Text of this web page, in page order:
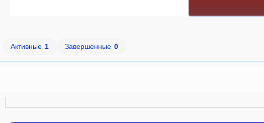
Активные 1 Завершенные 0